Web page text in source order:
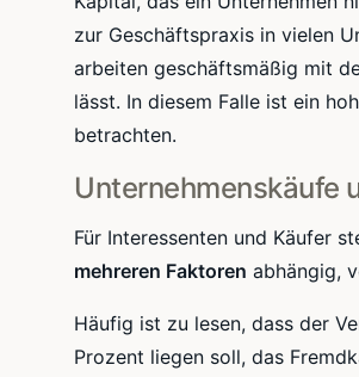
zur Geschäftspraxis in vielen
arbeiten geschäftsmäßig mit
lässt. In diesem Falle ist ein
betrachten.
Unternehmenskäufe
Für Interessenten und Käufer
mehreren Faktoren abhängig,
Häufig ist zu lesen, dass der
Prozent liegen soll, das